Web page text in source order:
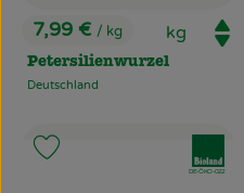
, Preis:
7,99 € / kg
Petersilienwurzel
, Herkunft:
Deutschland
, Kontrollstelle:
DE-ÖKO-022
Produkt zu Favouriten